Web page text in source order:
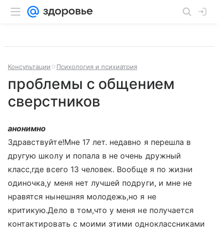
Консультации Психология и психиатрия
проблемы с общением
сверстников
анонимно
Здравствуйте!Мне 17 лет. недавно я перешла в
другую школу и попала в не очень дружный
класс,где всего 13 человек. Вообще я по жизни
одиночка,у меня нет лучшей подруги, и мне не
нравятся нынешняя молодежь,но я не
критикую.Дело в том,что у меня не получается
контактировать с моими этими одноклассниками